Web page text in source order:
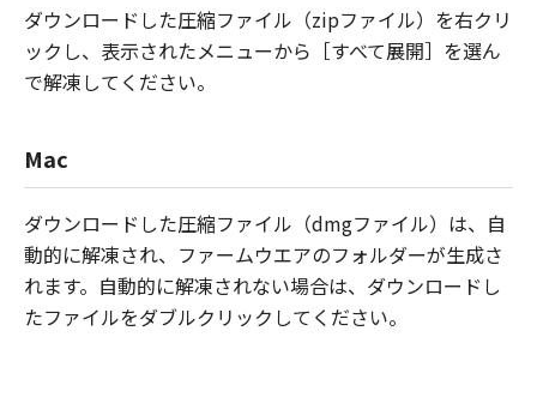
ダウンロードした圧縮ファイル（zipファイル）を右クリ
ックし、表示されたメニューから［すべて展開］を選ん
で解凍してください。
Mac
ダウンロードした圧縮ファイル（dmgファイル）は、自
動的に解凍され、ファームウエアのフォルダーが生成さ
れます。自動的に解凍されない場合は、ダウンロードし
たファイルをダブルクリックしてください。